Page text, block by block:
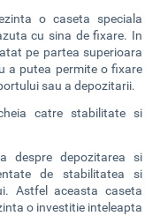
o caseta speciala
cu sina de fixare. In
pe partea superioara
a putea permite o fixare
sau a depozitarii.
catre stabilitate si
despre depozitarea si
de stabilitatea si
Astfel aceasta caseta
o investitie inteleapta